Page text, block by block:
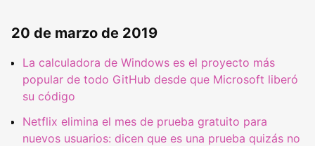
20 de marzo de 2019
La calculadora de Windows es el proyecto más
popular de todo GitHub desde que Microsoft liberó
su código
Netflix elimina el mes de prueba gratuito para
nuevos usuarios: dicen que es una prueba quizás no